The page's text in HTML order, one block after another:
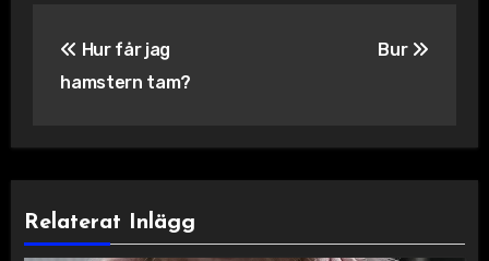
Hur får jag
hamstern tam?
Bur
Relaterat Inlägg